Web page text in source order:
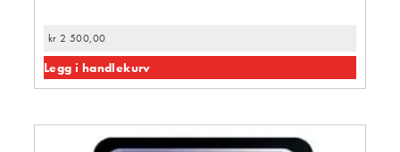
kr 2 500,00
Legg i handlekurv